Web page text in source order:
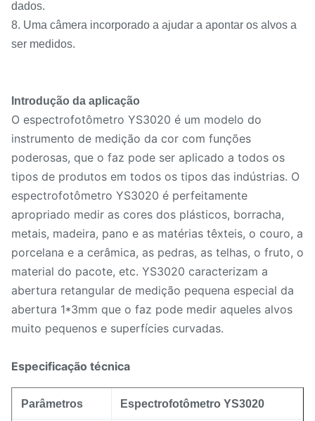
dados.
8. Uma câmera incorporado a ajudar a apontar os alvos a
ser medidos.
Introdução da aplicação
O espectrofotômetro YS3020 é um modelo do
instrumento de medição da cor com funções
poderosas, que o faz pode ser aplicado a todos os
tipos de produtos em todos os tipos das indústrias. O
espectrofotômetro YS3020 é perfeitamente
apropriado medir as cores dos plásticos, borracha,
metais, madeira, pano e as matérias têxteis, o couro, a
porcelana e a cerâmica, as pedras, as telhas, o fruto, o
material do pacote, etc. YS3020 caracterizam a
abertura retangular de medição pequena especial da
abertura 1*3mm que o faz pode medir aqueles alvos
muito pequenos e superfícies curvadas.
Especificação técnica
Parâmetros Espectrofotômetro YS3020